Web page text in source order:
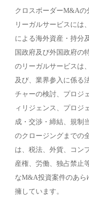
クロスボーダーM&Aの
リーガルサービスには
による海外資産・持分
国政府及び外国政府の
のリーガルサービスは
及び、業界参入に係る
チャーの検討、プロジ
ィリジェンス、プロジ
成・交渉・締結、規制
のクロージングまでの
は、税法、外貨、コン
産権、労働、独占禁止
なM&A投資案件のあら
擁しています。